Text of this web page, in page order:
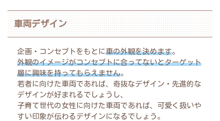
車両デザイン
企画・コンセプトをもとに車の外観を決めます。
外観のイメージがコンセプトに合ってないとターゲット
層に興味を持ってもらえません。
若者に向けた車両であれば、奇抜なデザイン・先進的な
デザインが好まれるでしょうし、
子育て世代の女性に向けた車両であれば、可愛く扱いや
すい印象が伝わるデザインになるでしょう。